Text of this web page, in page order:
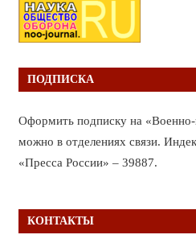
ПОДПИСКА
Оформить подписку на
можно в отделениях связи.
«Пресса России» – 39887.
КОНТАКТЫ